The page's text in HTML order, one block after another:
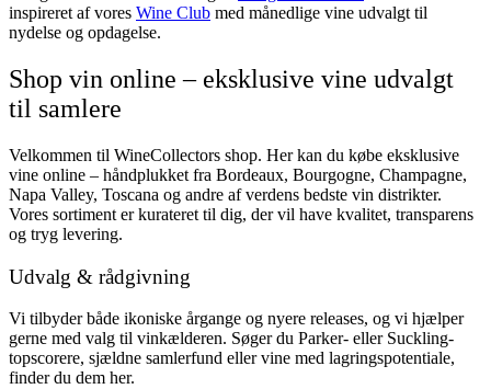
inspireret af vores Wine Club med månedlige vine udvalgt til
nydelse og opdagelse.
Shop vin online – eksklusive vine udvalgt
til samlere
Velkommen til WineCollectors shop. Her kan du købe eksklusive
vine online – håndplukket fra Bordeaux, Bourgogne, Champagne,
Napa Valley, Toscana og andre af verdens bedste vin distrikter.
Vores sortiment er kurateret til dig, der vil have kvalitet, transparens
og tryg levering.
Udvalg & rådgivning
Vi tilbyder både ikoniske årgange og nyere releases, og vi hjælper
gerne med valg til vinkælderen. Søger du Parker- eller Suckling-
topscorere, sjældne samlerfund eller vine med lagringspotentiale,
finder du dem her.